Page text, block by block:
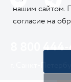
8 800
г. Санкт-
нашим сайтом.
согласие на